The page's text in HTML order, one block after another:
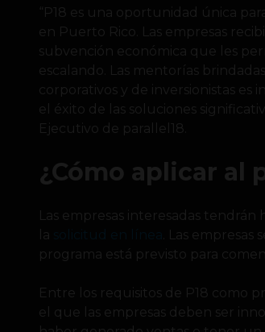
“P18 es una oportunidad única
en Puerto Rico. Las empresas
subvención económica que les
escalando. Las mentorías
corporativos y de inversionistas es
el éxito de las soluciones
Ejecutivo de parallel18.
¿Cómo aplicar al
Las empresas interesadas
la
. Las
programa está previsto para
Entre los requisitos de P18 como
el que las empresas deben ser